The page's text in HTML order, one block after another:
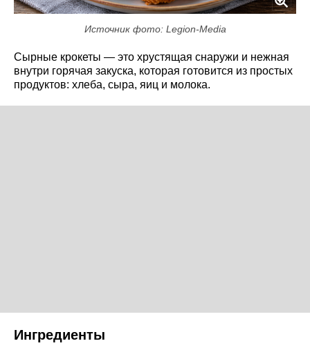
Источник фото: Legion-Media
Сырные крокеты — это хрустящая снаружи и нежная
внутри горячая закуска, которая готовится из простых
продуктов: хлеба, сыра, яиц и молока.
Ингредиенты